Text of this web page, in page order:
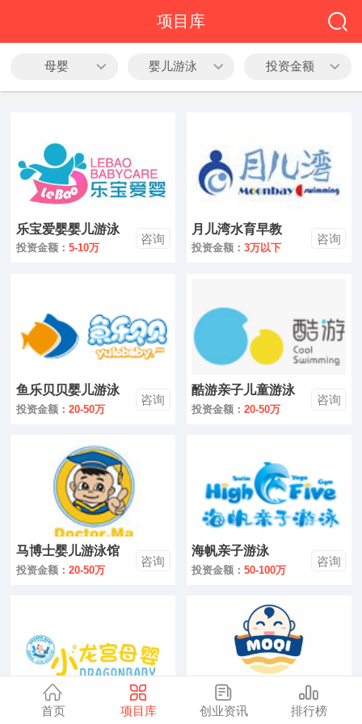
项目库
母婴 婴儿游泳 投资金额
乐宝爱婴婴儿游泳
馆
投资金额： 5-10万
咨询
月儿湾水育早教
投资金额：3万以下
咨询
鱼乐贝贝婴儿游泳
馆
投资金额： 20-50万
咨询
酷游亲子儿童游泳
投资金额：20-50万
咨询
马博士婴儿游泳馆
投资金额： 20-50万
咨询
海帆亲子游泳
投资金额：50-100万
咨询
小龙宫婴儿游泳馆 沫奇水中拓展中心
首页 项目库 创业资讯 排行榜
教育
休闲
家居
酒水饮品
医药
美容